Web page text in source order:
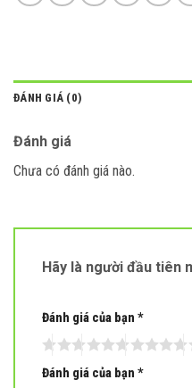
ĐÁNH GIÁ (0)
Đánh giá
Chưa có đánh giá nào.
Hãy là người đầu tiên
Đánh giá của bạn *
Đánh giá của bạn *